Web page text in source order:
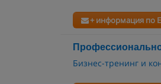
+ информация по
Бизнес-тренинг и